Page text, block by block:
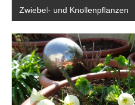
Zwiebel- und Knollenpflanzen